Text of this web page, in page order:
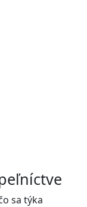
sa týka